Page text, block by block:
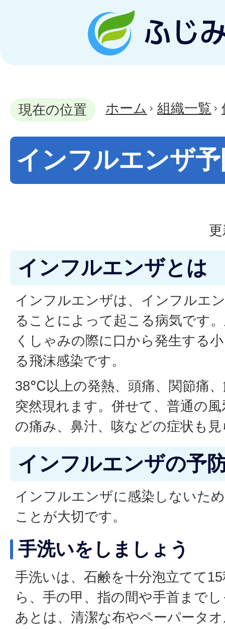
現在の位置 ホーム 組織一覧
インフルエンザ
インフルエンザとは
インフルエンザは、インフルエ
ることによって起こる病気です
くしゃみの際に口から発生する
る飛沫感染です。
38℃以上の発熱、頭痛、関節痛
突然現れます。併せて、普通の
の痛み、鼻汁、咳などの症状も
インフルエンザの予
インフルエンザに感染しないた
ことが大切です。
手洗いをしましょう
手洗いは、石鹸を十分泡立てて
ら、手の甲、指の間や手首まで
あとは、清潔な布やペーパータ